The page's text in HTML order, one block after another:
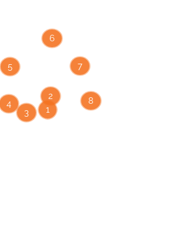
1
2
3
4
5
6
7
8